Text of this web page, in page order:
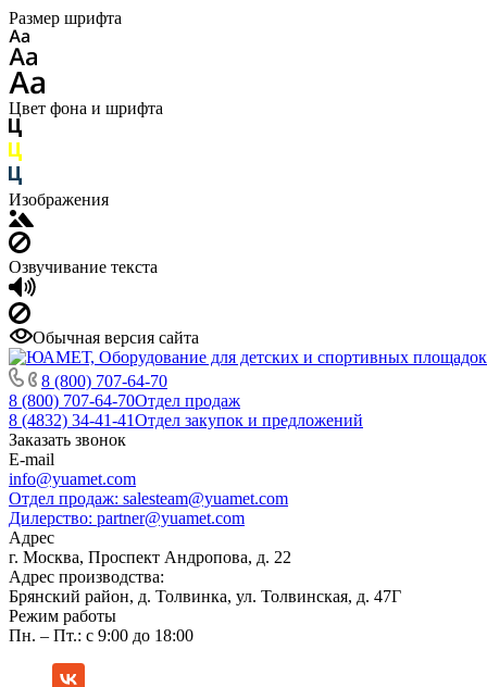
Размер шрифта
Цвет фона и шрифта
Изображения
Озвучивание текста
Обычная версия сайта
8 (800) 707-64-70
8 (800) 707-64-70Отдел продаж
8 (4832) 34-41-41Отдел закупок и предложений
Заказать звонок
E-mail
info@yuamet.com
Отдел продаж: salesteam@yuamet.com
Дилерство: partner@yuamet.com
Адрес
г. Москва, Проспект Андропова, д. 22
Адрес производства:
Брянский район, д. Толвинка, ул. Толвинская, д. 47Г
Режим работы
Пн. – Пт.: с 9:00 до 18:00